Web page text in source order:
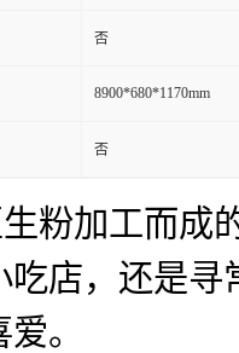
否
8900*680*1170mm
否
粉加工而成
店，还是寻
。